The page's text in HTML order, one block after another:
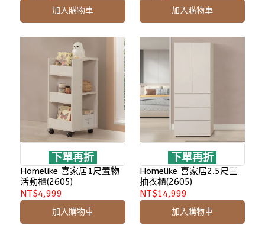
加入購物車 加入購物車
下單再折
Homelike 喜家居1尺置物
活動櫃(2605)
NT$4,999
加入購物車
下單再折
Homelike 喜家居2.5尺三
抽衣櫃(2605)
NT$14,999
加入購物車